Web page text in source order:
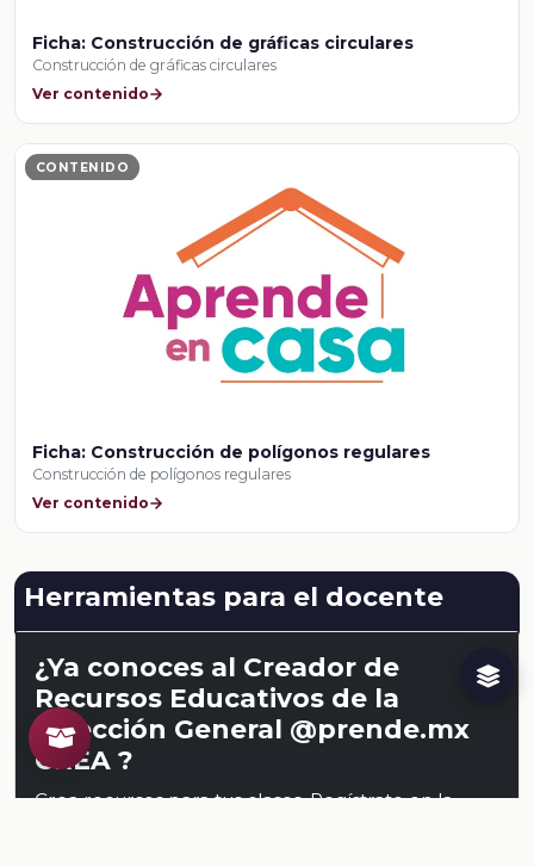
Ficha: Construcción de gráficas circulares
Construcción de gráficas circulares
Ver contenido
CONTENIDO
Ficha: Construcción de polígonos regulares
Construcción de polígonos regulares
Ver contenido
Herramientas para el docente
¿Ya conoces al Creador de
Recursos Educativos de la
Dirección General @prende.mx
CREA ?
Crea recursos para tus clases. Regístrate en la